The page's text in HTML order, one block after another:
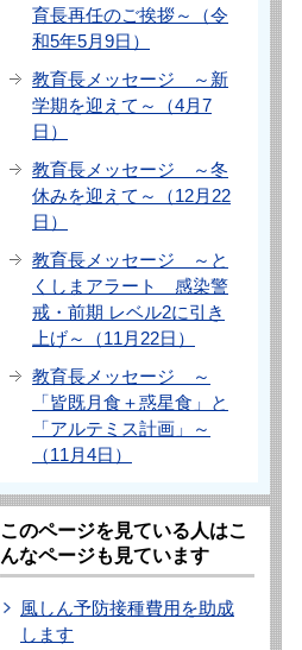
育長再任のご挨拶～（令
和5年5月9日）
教育長メッセージ ～新
学期を迎えて～（4月7
日）
教育長メッセージ ～冬
休みを迎えて～（12月22
日）
教育長メッセージ ～と
くしまアラート 感染警
戒・前期 レベル2に引き
上げ～（11月22日）
教育長メッセージ ～
「皆既月食＋惑星食」と
「アルテミス計画」～
（11月4日）
このページを見ている人はこ
んなページも見ています
風しん予防接種費用を助成
します